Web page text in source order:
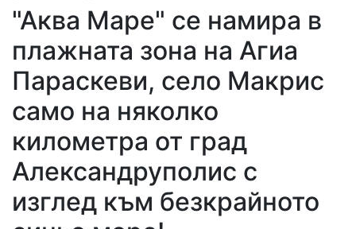
"Аква Маре" се намира в
плажната зона на Агиа
Параскеви, село Макрис
само на няколко
километра от град
Александруполис с
изглед към безкрайното